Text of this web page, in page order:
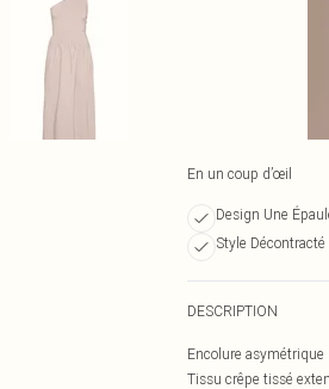
En un coup d’œil
Design Une
Style
DESCRIPTION
Encolure
Tissu crêpe tissé